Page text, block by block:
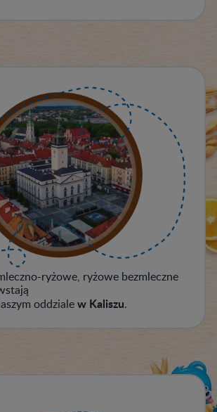
ryżowe, ryżowe bezmleczne
oddzialew Kaliszu.